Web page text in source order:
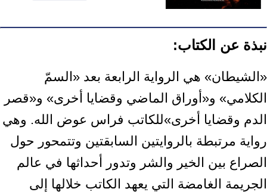
نبذة عن الكتاب:
‏«الشيطان» هي الرواية الرابعة بعد «السمّ
الكلامي» و«أوراق الماضي وقضايا ‏أخرى» و«قصر
الدم وقضايا ‏أخرى»للكاتب فراس عوض الله‎. وهي
رواية ‏مرتبطة بالروايتين السابقتين وتتمحور حول
الصراع بين الخير والشر وتدور أحداثها ‏في عالم
الجريمة الغامضة التي يعهد الكاتب خلالها إلى